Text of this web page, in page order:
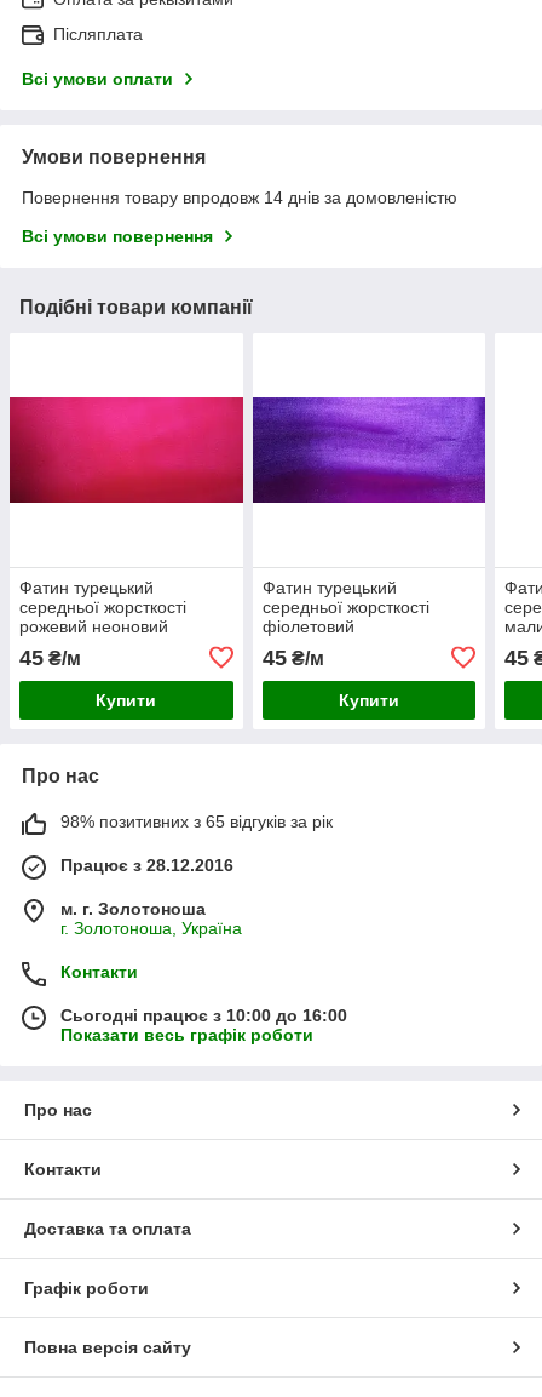
Післяплата
Всі умови оплати
Умови повернення
Повернення товару впродовж 14 днів за домовленістю
Всі умови повернення
Подібні товари компанії
Фатин турецький
середньої жорсткості
рожевий неоновий
45 ₴/м
Купити
Фатин турецький
середньої жорсткості
фіолетовий
45₴/м
Купити
45
Про нас
98% позитивних з 65 відгуків за рік
Працює з 28.12.2016
м. г. Золотоноша
г. Золотоноша, Україна
Контакти
Сьогодні працює з 10:00 до 16:00
Показати весь графік роботи
Про нас
Контакти
Доставка та оплата
Графік роботи
Повна версія сайту